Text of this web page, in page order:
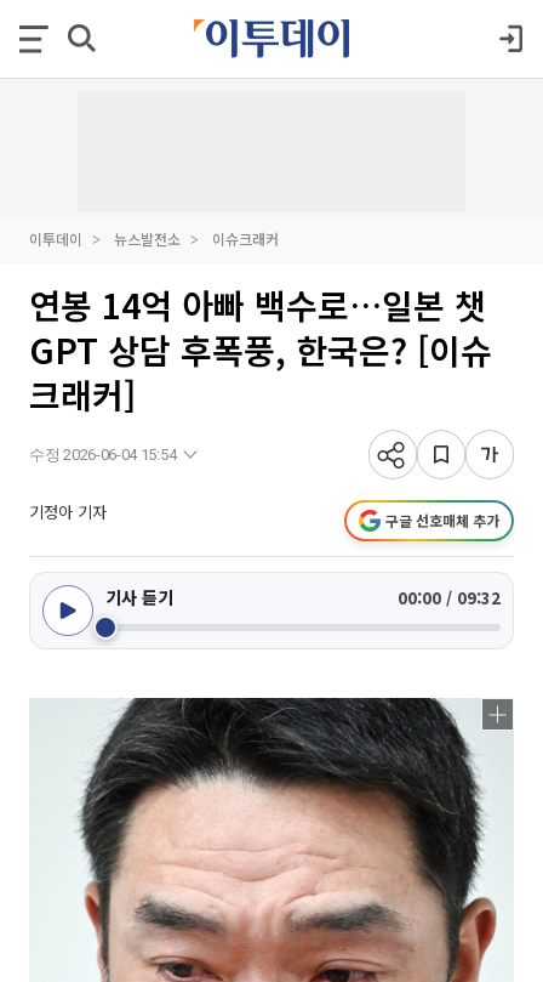
이투데이 뉴스발전소 이슈크래커
연봉 14억 아빠 백수로…일본 챗
GPT 상담 후폭풍, 한국은? [이슈
크래커]
수정 2026-06-04 15:54
기정아 기자 구글 선호매체 추가
기사 듣기 00:00 / 09:32